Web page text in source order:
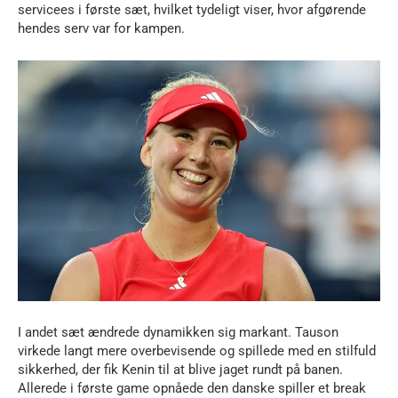
servicees i første sæt, hvilket tydeligt viser, hvor afgørende
hendes serv var for kampen.
I andet sæt ændrede dynamikken sig markant. Tauson
virkede langt mere overbevisende og spillede med en stilfuld
sikkerhed, der fik Kenin til at blive jaget rundt på banen.
Allerede i første game opnåede den danske spiller et break